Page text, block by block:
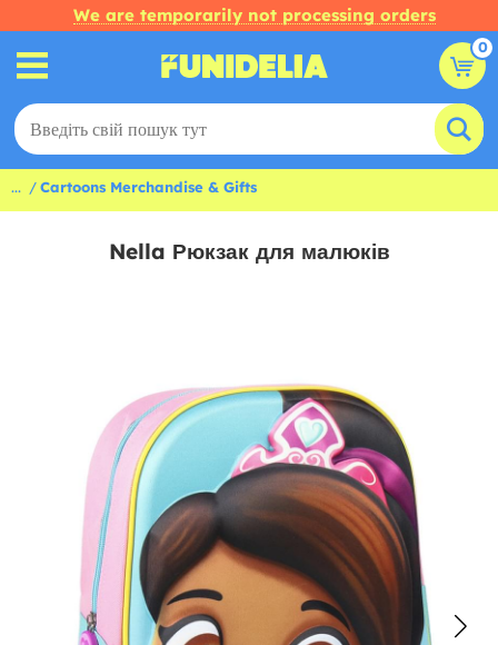
We are temporarily not processing orders
0
... Cartoons Merchandise & Gifts
Nella Рюкзак для малюків